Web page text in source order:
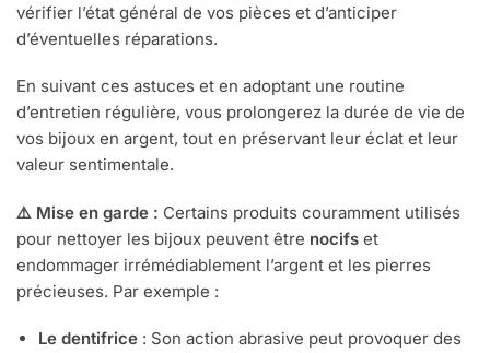
vérifier l’état général de vos pièces et d’anticiper
d’éventuelles réparations.
En suivant ces astuces et en adoptant une routine
d’entretien régulière, vous prolongerez la durée de vie de
vos bijoux en argent, tout en préservant leur éclat et leur
valeur sentimentale.
⚠️ Mise en garde : Certains produits couramment utilisés
pour nettoyer les bijoux peuvent être nocifs et
endommager irrémédiablement l’argent et les pierres
précieuses. Par exemple :
Le dentifrice : Son action abrasive peut provoquer des